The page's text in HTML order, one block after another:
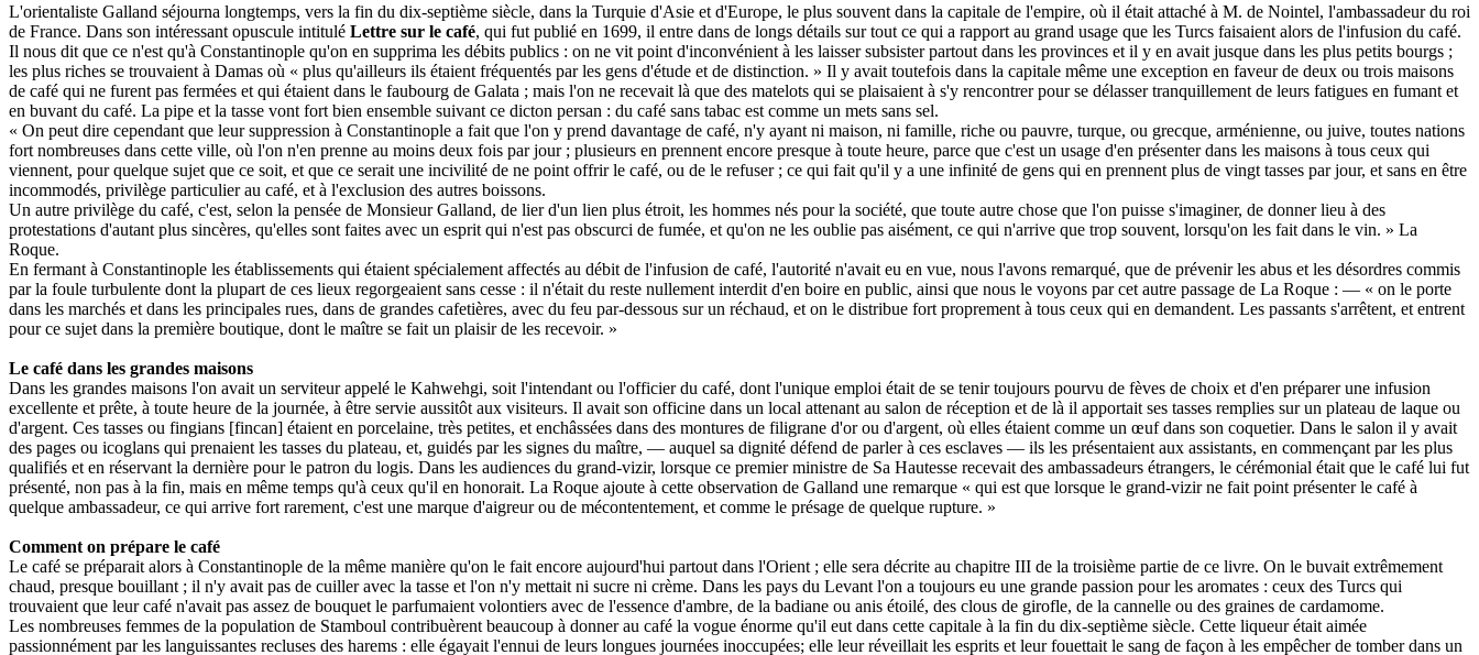
L'orientaliste Galland séjourna longtemps, vers la fin du dix-septième siècle, dans la Turquie d'Asie et d'Europe, le plus souvent dans la capitale de l'empire, où il était attaché à M. de Nointel, l'ambassadeur du roi
de France. Dans son intéressant opuscule intitulé Lettre sur le café, qui fut publié en 1699, il entre dans de longs détails sur tout ce qui a rapport au grand usage que les Turcs faisaient alors de l'infusion du café.
Il nous dit que ce n'est qu'à Constantinople qu'on en supprima les débits publics : on ne vit point d'inconvénient à les laisser subsister partout dans les provinces et il y en avait jusque dans les plus petits bourgs ;
les plus riches se trouvaient à Damas où « plus qu'ailleurs ils étaient fréquentés par les gens d'étude et de distinction. » Il y avait toutefois dans la capitale même une exception en faveur de deux ou trois maisons
de café qui ne furent pas fermées et qui étaient dans le faubourg de Galata ; mais l'on ne recevait là que des matelots qui se plaisaient à s'y rencontrer pour se délasser tranquillement de leurs fatigues en fumant et
en buvant du café. La pipe et la tasse vont fort bien ensemble suivant ce dicton persan : du café sans tabac est comme un mets sans sel.
« On peut dire cependant que leur suppression à Constantinople a fait que l'on y prend davantage de café, n'y ayant ni maison, ni famille, riche ou pauvre, turque, ou grecque, arménienne, ou juive, toutes nations
fort nombreuses dans cette ville, où l'on n'en prenne au moins deux fois par jour ; plusieurs en prennent encore presque à toute heure, parce que c'est un usage d'en présenter dans les maisons à tous ceux qui
viennent, pour quelque sujet que ce soit, et que ce serait une incivilité de ne point offrir le café, ou de le refuser ; ce qui fait qu'il y a une infinité de gens qui en prennent plus de vingt tasses par jour, et sans en être
incommodés, privilège particulier au café, et à l'exclusion des autres boissons.
Un autre privilège du café, c'est, selon la pensée de Monsieur Galland, de lier d'un lien plus étroit, les hommes nés pour la société, que toute autre chose que l'on puisse s'imaginer, de donner lieu à des
protestations d'autant plus sincères, qu'elles sont faites avec un esprit qui n'est pas obscurci de fumée, et qu'on ne les oublie pas aisément, ce qui n'arrive que trop souvent, lorsqu'on les fait dans le vin. » La
Roque.
En fermant à Constantinople les établissements qui étaient spécialement affectés au débit de l'infusion de café, l'autorité n'avait eu en vue, nous l'avons remarqué, que de prévenir les abus et les désordres commis
par la foule turbulente dont la plupart de ces lieux regorgeaient sans cesse : il n'était du reste nullement interdit d'en boire en public, ainsi que nous le voyons par cet autre passage de La Roque : — « on le porte
dans les marchés et dans les principales rues, dans de grandes cafetières, avec du feu par-dessous sur un réchaud, et on le distribue fort proprement à tous ceux qui en demandent. Les passants s'arrêtent, et entrent
pour ce sujet dans la première boutique, dont le maître se fait un plaisir de les recevoir. »
Le café dans les grandes maisons
Dans les grandes maisons l'on avait un serviteur appelé le Kahwehgi, soit l'intendant ou l'officier du café, dont l'unique emploi était de se tenir toujours pourvu de fèves de choix et d'en préparer une infusion
excellente et prête, à toute heure de la journée, à être servie aussitôt aux visiteurs. Il avait son officine dans un local attenant au salon de réception et de là il apportait ses tasses remplies sur un plateau de laque ou
d'argent. Ces tasses ou fingians [fincan] étaient en porcelaine, très petites, et enchâssées dans des montures de filigrane d'or ou d'argent, où elles étaient comme un œuf dans son coquetier. Dans le salon il y avait
des pages ou icoglans qui prenaient les tasses du plateau, et, guidés par les signes du maître, — auquel sa dignité défend de parler à ces esclaves — ils les présentaient aux assistants, en commençant par les plus
qualifiés et en réservant la dernière pour le patron du logis. Dans les audiences du grand-vizir, lorsque ce premier ministre de Sa Hautesse recevait des ambassadeurs étrangers, le cérémonial était que le café lui fut
présenté, non pas à la fin, mais en même temps qu'à ceux qu'il en honorait. La Roque ajoute à cette observation de Galland une remarque « qui est que lorsque le grand-vizir ne fait point présenter le café à
quelque ambassadeur, ce qui arrive fort rarement, c'est une marque d'aigreur ou de mécontentement, et comme le présage de quelque rupture. »
Comment on prépare le café
Le café se préparait alors à Constantinople de la même manière qu'on le fait encore aujourd'hui partout dans l'Orient ; elle sera décrite au chapitre III de la troisième partie de ce livre. On le buvait extrêmement
chaud, presque bouillant ; il n'y avait pas de cuiller avec la tasse et l'on n'y mettait ni sucre ni crème. Dans les pays du Levant l'on a toujours eu une grande passion pour les aromates : ceux des Turcs qui
trouvaient que leur café n'avait pas assez de bouquet le parfumaient volontiers avec de l'essence d'ambre, de la badiane ou anis étoilé, des clous de girofle, de la cannelle ou des graines de cardamome.
Les nombreuses femmes de la population de Stamboul contribuèrent beaucoup à donner au café la vogue énorme qu'il eut dans cette capitale à la fin du dix-septième siècle. Cette liqueur était aimée
passionnément par les languissantes recluses des harems : elle égayait l'ennui de leurs longues journées inoccupées; elle leur réveillait les esprits et leur fouettait le sang de façon à les empêcher de tomber dans un